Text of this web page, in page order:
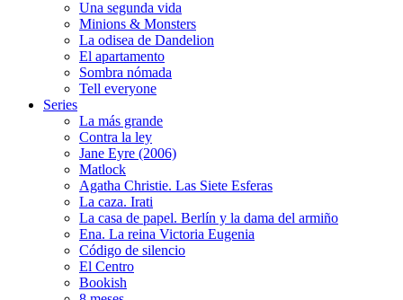
Una segunda vida
Minions & Monsters
La odisea de Dandelion
El apartamento
Sombra nómada
Tell everyone
Series
La más grande
Contra la ley
Jane Eyre (2006)
Matlock
Agatha Christie. Las Siete Esferas
La caza. Irati
La casa de papel. Berlín y la dama del armiño
Ena. La reina Victoria Eugenia
Código de silencio
El Centro
Bookish